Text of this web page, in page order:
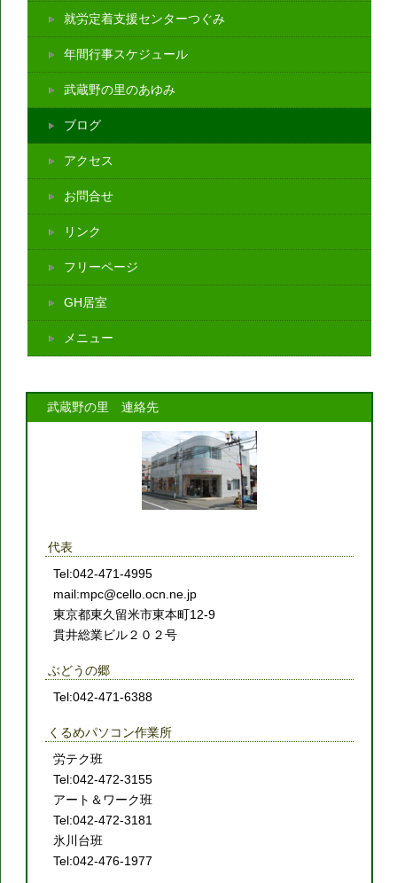
就労定着支援センターつぐみ
年間行事スケジュール
武蔵野の里のあゆみ
ブログ
アクセス
お問合せ
リンク
フリーページ
GH居室
メニュー
武蔵野の里 連絡先
代表
Tel:042-471-4995
mail:mpc@cello.ocn.ne.jp
東京都東久留米市東本町12-9
貫井総業ビル２０２号
ぶどうの郷
Tel:042-471-6388
くるめパソコン作業所
労テク班
Tel:042-472-3155
アート＆ワーク班
Tel:042-472-3181
氷川台班
Tel:042-476-1977